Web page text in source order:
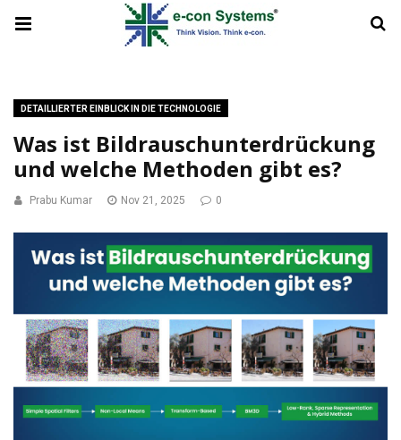
DETAILLIERTER EINBLICK IN DIE TECHNOLOGIE
Was ist Bildrauschunterdrückung
und welche Methoden gibt es?
Prabu Kumar Nov 21, 2025 0